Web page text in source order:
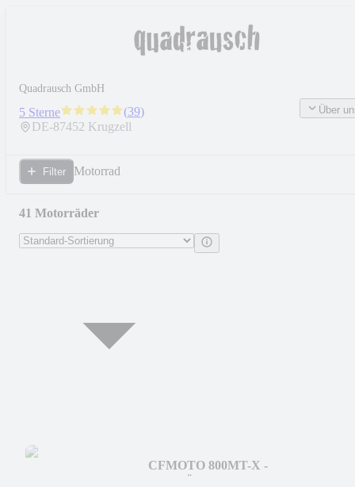
Quadrausch GmbH
5 Sterne (39)
DE-87452 Krugzell
Über
Filter Motorrad
41 Motorräder
CFMOTO 800MT-X -